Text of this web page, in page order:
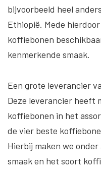
bijvoorbeeld heel
Ethiopië. Mede
koffiebonen
kenmerkende smaak.
Een grote leverancier
Deze leverancier heeft
koffiebonen in het
de vier beste
Hierbij maken we
smaak en het soort